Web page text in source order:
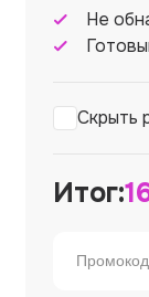
Не
Скрыть
Итог: